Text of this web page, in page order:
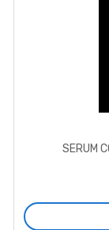
SERUM